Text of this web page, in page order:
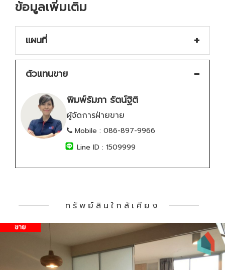
ข้อมูลเพิ่มเติม
แผนที่
ตัวแทนขาย
พิมพ์รัมภา รัตน์ฐิติ
ผู้จัดการฝ่ายขาย
Mobile : 086-897-9966
Line ID : 1509999
ทรัพย์สินใกล้เคียง